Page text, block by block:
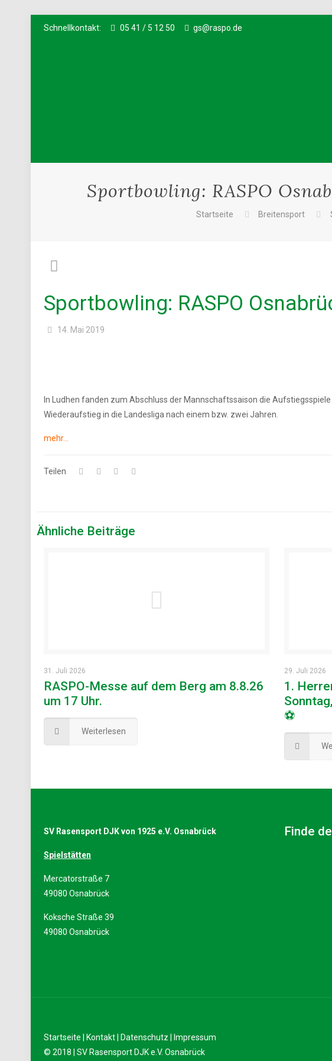
Schnellkontakt: 05 41 / 5 12 50 gs@raspo.de
Sportbowling: RASPO
Startseite Breitensport
Sportbowling: RASPO
14. Mai 2019
In Ludhen fanden zum Abschluss der Mannschaftssaison die
Wiederaufstieg in die Landesliga nach einem bzw. zwei Jahren.
mehr…
Teilen
Ähnliche Beiträge
31. Juli 2026
RASPO-Messe auf dem Berg am 8.8.26
um 17 Uhr.
Weiterlesen
29. Juli 2026
1.
⚽
SV Rasensport DJK von 1925 e.V. Osnabrück
Spielstätten
Mercatorstraße 7
49080 Osnabrück
Koksche Straße 39
49080 Osnabrück
Finde
Startseite Kontakt Datenschutz
Impressum
© 2018 | SV Rasensport DJK e.V. Osnabrück